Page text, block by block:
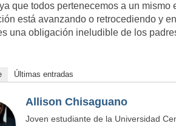
que todos pertenecemos a un
está avanzando o retrocediendo y
una obligación ineludible de los
Últimas entradas
Allison Chisaguano
Joven estudiante de la Universidad